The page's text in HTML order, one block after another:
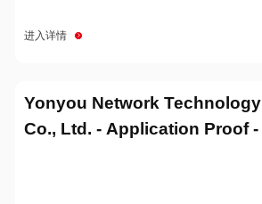
进入详情
Yonyou Network Technology
Co., Ltd. - Application Proof -